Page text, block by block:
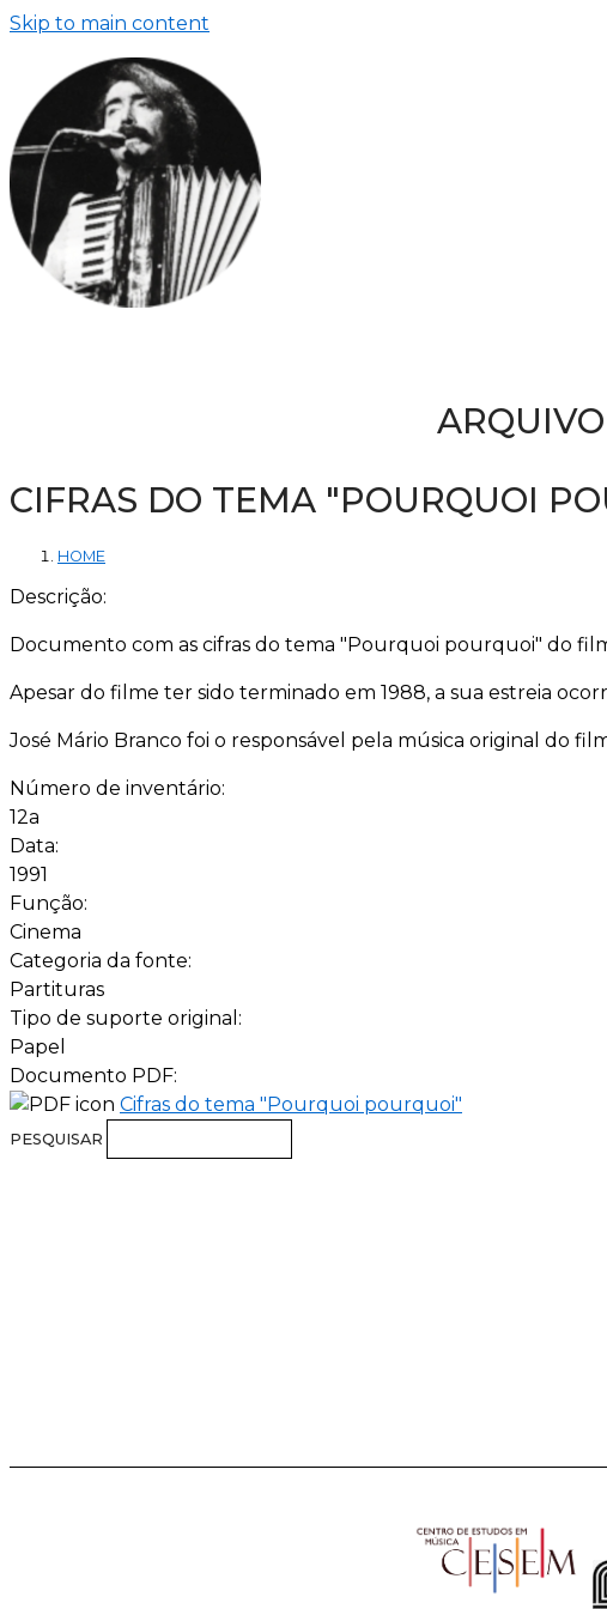
Skip to main content
CIFRAS DO TEMA "POURQUOI
HOME
Descrição:
Documento com as cifras do tema "Pourquoi pourquoi" do
Apesar do filme ter sido terminado em 1988, a sua estreia
José Mário Branco foi o responsável pela música original do
Número de inventário:
12a
Data:
1991
Função:
Cinema
Categoria da fonte:
Partituras
Tipo de suporte original:
Papel
Documento PDF:
Cifras do tema "Pourquoi pourquoi"
PESQUISAR